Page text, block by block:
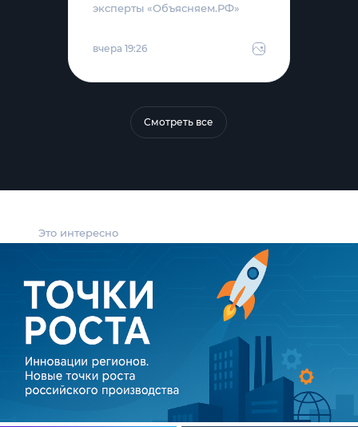
Это интересно
эксперты «Объясняем.РФ»
вчера 19:26
Смотреть все